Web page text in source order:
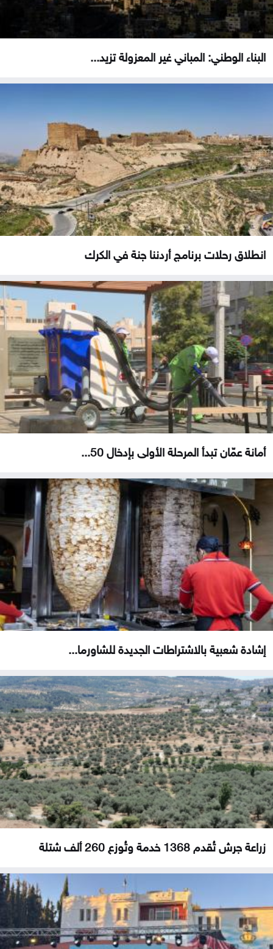
البناء الوطني: المباني غير المعزولة تزيد...
انطلاق رحلات برنامج أردننا جنة في الكرك
أمانة عمّان تبدأ المرحلة الأولى بإدخال 50...
إشادة شعبية بالاشتراطات الجديدة للشاورما...
زراعة جرش تُقدم 1368 خدمة وتُوزع 260 ألف شتلة